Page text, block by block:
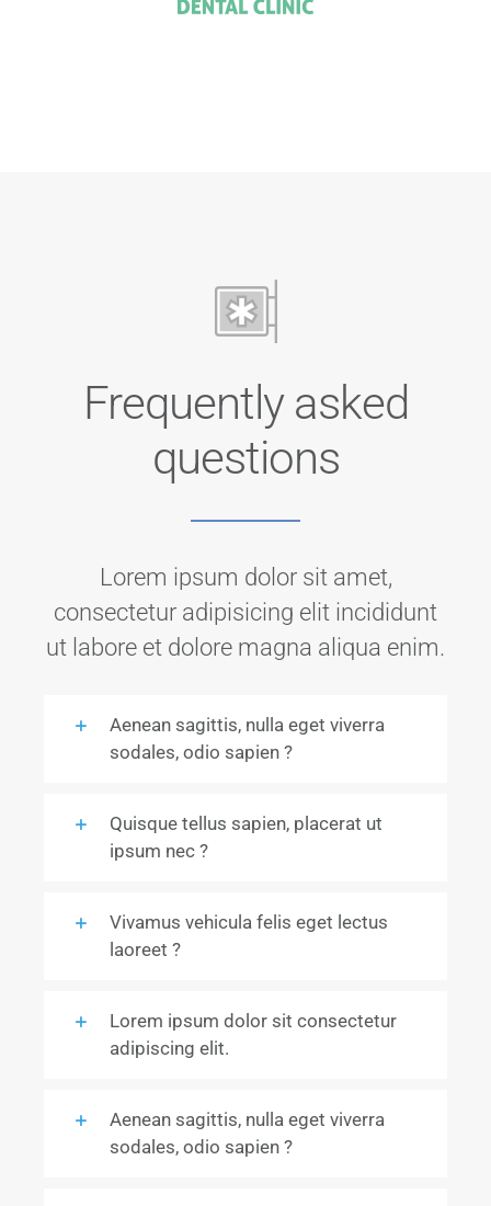
Frequently asked
questions
Lorem ipsum dolor sit amet,
consectetur adipisicing elit incididunt
ut labore et dolore magna aliqua enim.
Aenean sagittis, nulla eget viverra
sodales, odio sapien ?
Quisque tellus sapien, placerat ut
ipsum nec ?
Vivamus vehicula felis eget lectus
laoreet ?
Lorem ipsum dolor sit consectetur
adipiscing elit.
Aenean sagittis, nulla eget viverra
sodales, odio sapien ?